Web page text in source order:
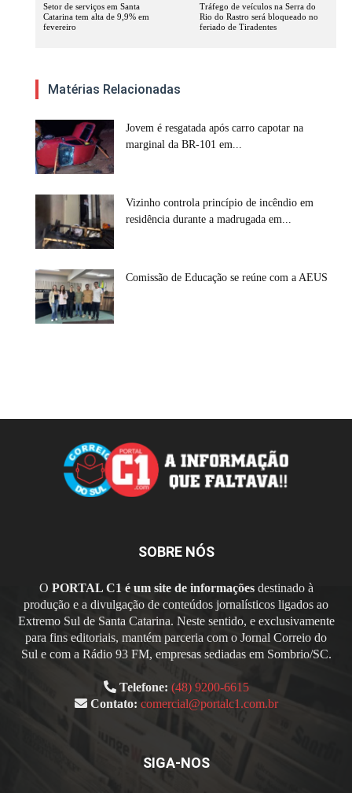
Setor de serviços em Santa
Catarina tem alta de 9,9% em
fevereiro
Tráfego de veículos na Serra do
Rio do Rastro será bloqueado no
feriado de Tiradentes
Matérias Relacionadas
Jovem é resgatada após carro capotar na
marginal da BR-101 em...
Vizinho controla princípio de incêndio em
residência durante a madrugada em...
Comissão de Educação se reúne com a AEUS
SOBRE NÓS
O PORTAL C1 é um site de informaçõesdestinado à
produção e a divulgação de conteúdos jornalísticos ligados ao
Extremo Sul de Santa Catarina. Neste sentido, e exclusivamente
para fins editoriais, mantém parceria com o Jornal Correio do
Sul e com a Rádio 93 FM, empresas sediadas em Sombrio/SC.
Telefone: (48) 9200-6615
Contato: comercial@portalc1.com.br
SIGA-NOS